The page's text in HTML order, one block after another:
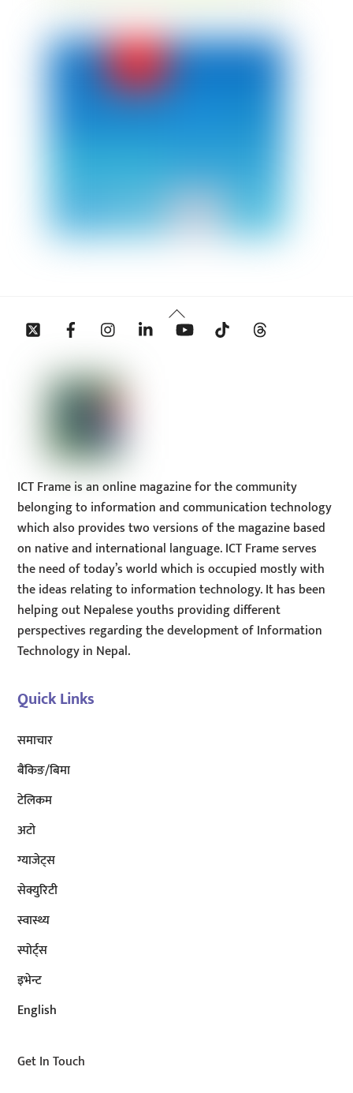
Back
To
Twitter Facebook InstagramLinkedin YouTube Tiktok
ICT Frame is an online magazine for the community
belonging to information and communication technology
which also provides two versions of the magazine based
on native and international language. ICT Frame serves
the need of today’s world which is occupied mostly with
the ideas relating to information technology. It has been
helping out Nepalese youths providing different
perspectives regarding the development of Information
Technology in Nepal.
Quick Links
समाचार
बैंकिङ/बिमा
टेलिकम
अटाे
ग्याजेट्स
सेक्युरिटी
स्वास्थ्य
स्पोर्ट्स
इभेन्ट
English
Get In Touch